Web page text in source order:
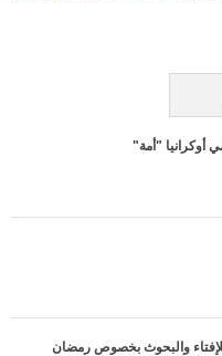
أوكرانيا "أمة"
للإفتاء والبحوث بخصوص رمضان